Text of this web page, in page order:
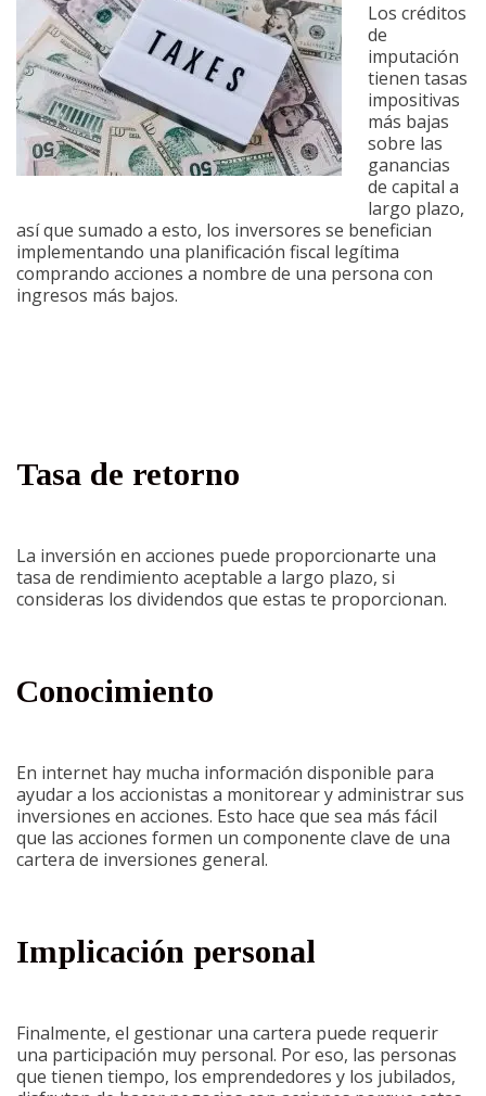
Los créditos
de
imputación
tienen tasas
impositivas
más bajas
sobre las
ganancias
de capital a
largo plazo,
así que sumado a esto, los inversores se benefician
implementando una planificación fiscal legítima
comprando acciones a nombre de una persona con
ingresos más bajos.
Tasa de retorno
La inversión en acciones puede proporcionarte una
tasa de rendimiento aceptable a largo plazo, si
consideras los dividendos que estas te proporcionan.
Conocimiento
En internet hay mucha información disponible para
ayudar a los accionistas a monitorear y administrar sus
inversiones en acciones. Esto hace que sea más fácil
que las acciones formen un componente clave de una
cartera de inversiones general.
Implicación personal
Finalmente, el gestionar una cartera puede requerir
una participación muy personal. Por eso, las personas
que tienen tiempo, los emprendedores y los jubilados,